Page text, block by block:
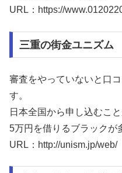
URL：https://
三重の街金ユニズム
審査をやっていないと口
す。
日本全国から申し込むこ
5万円を借りるブラックが
URL：http://unism.jp/web/